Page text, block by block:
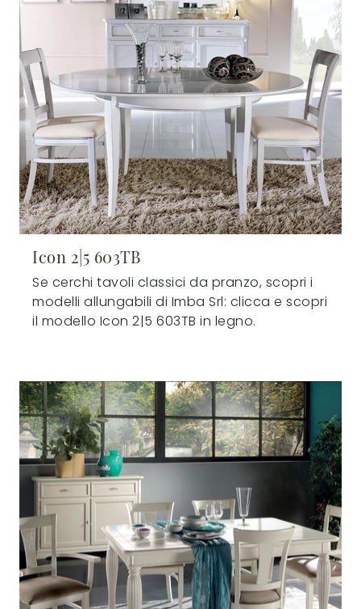
Icon 2|5 603TB
Se cerchi tavoli classici da pranzo, scopri i
modelli allungabili di Imba Srl: clicca e scopri
il modello Icon 2|5 603TB in legno.